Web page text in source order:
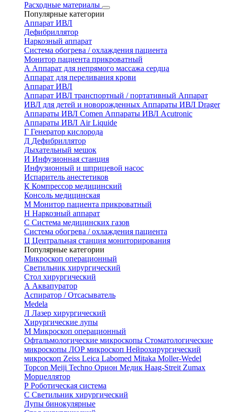
Расходные материалы
Популярные категории
Аппарат ИВЛ
Дефибриллятор
Наркозный аппарат
Система обогрева / охлаждения пациента
Монитор пациента прикроватный
А Аппарат для непрямого массажа сердца
Аппарат для переливания крови
Аппарат ИВЛ
Аппарат ИВЛ транспортный / портативный Аппарат
ИВЛ для детей и новорожденных Аппараты ИВЛ Drager
Аппараты ИВЛ Comen Аппараты ИВЛ Acutronic
Аппараты ИВЛ Air Liquide
Г Генератор кислорода
Д Дефибриллятор
Дыхательный мешок
И Инфузионная станция
Инфузионный и шприцевой насос
Испаритель анестетиков
К Компрессор медицинский
Консоль медицинская
М Монитор пациента прикроватный
Н Наркозный аппарат
С Система медицинских газов
Система обогрева / охлаждения пациента
Ц Центральная станция мониторирования
Популярные категории
Микроскоп операционный
Светильник хирургический
Стол хирургический
А Аквапуратор
Аспиратор / Отсасыватель
Medela
Л Лазер хирургический
Хирургические лупы
М Микроскоп операционный
Офтальмологические микроскопы Стоматологические
микроскопы ЛОР микроскоп Нейрохирургический
микроскоп Zeiss Leica Labomed Mitaka Moller-Wedel
Topcon Meiji Techno Орион Медик Haag-Streit Zumax
Морцеллятор
Р Роботическая система
С Светильник хирургический
Лупы бинокулярные